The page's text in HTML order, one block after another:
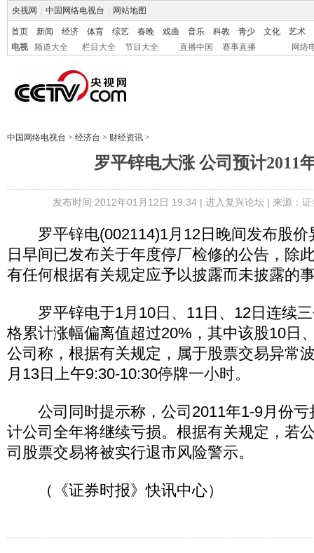
央视网 中国网络电视台 网站地图
首页 新闻 经济 体育 综艺 春晚 戏曲 音乐 科教 青少 文化
艺术
电视
频道大全 栏目大全 节目大全 直播中国 赛事直播 网络
中国网络电视台 > 经济台 > 财经资讯 >
罗平锌电大涨 公司预计2011
发布时间:2012年01月12日 19:34 | 进入复兴论坛| 来源：
罗平锌电(002114)1月12日晚间发布股价
日早间已发布关于年度停厂检修的公告，除
有任何根据有关规定应予以披露而未披露的
罗平锌电于1月10日、11日、12日连续三
格累计涨幅偏离值超过20%，其中该股10日
公司称，根据有关规定，属于股票交易异常
月13日上午9:30-10:30停牌一小时。
公司同时提示称，公司2011年1-9月份亏
计公司全年将继续亏损。根据有关规定，若
司股票交易将被实行退市风险警示。
（《证券时报》快讯中心）